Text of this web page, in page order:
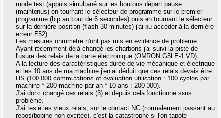
mode test (appuis simultané sur les boutons départ pause
(maintenus) en tournant le sélecteur de programme sur le premier
programme (bip au bout de 6 secondes) puis en tournant le sélecteur
sur la dernière position (flash 30 minutes) j'ai pu accéder à la dernière
erreur E52).
Les mesures ohmmètre n'ont pas mis en évidence de problème.
Ayant récemment déjà changé les charbons j'ai suivi la piste de
l'usure des relais de la carte électronique (OMRON G5LE-1 VD).
A la lecture des caractéristiques durée de vie mécanique et électrique
et les 10 ans de ma machine j'en ai déduit que ces relais devais être
HS (100 000 commutations et évaluation utilisation : 100 cycles par
machine * 200 machine par an * 10 ans : 200 000).
J'ai donc changé ces relais (3) et depuis cela fonctionne sans
problème.
J'ai testé les vieux relais, sur le contact NC (normalement passant au
repos(bobine non excitée), c'est la catastrophe si l'on tapote